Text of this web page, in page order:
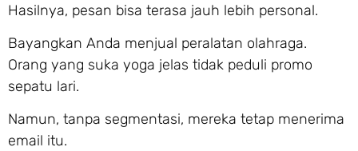
Hasilnya, pesan bisa terasa jauh lebih personal.
Bayangkan Anda menjual peralatan olahraga.
Orang yang suka yoga jelas tidak peduli promo
sepatu lari.
Namun, tanpa segmentasi, mereka tetap menerima
email itu.